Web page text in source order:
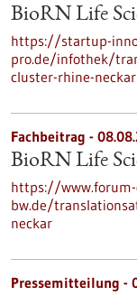
BioRN Life
https://startup-
pro.de/infothek/
cluster-rhine-neckar
Fachbeitrag -
BioRN Life
https://
bw.de/
neckar
Pressemitteilung -